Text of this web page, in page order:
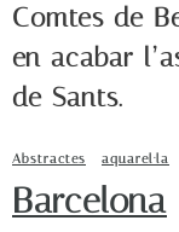
Comtes de
en acabar
de Sants.
Abstractes aquarel·la
Barcelona